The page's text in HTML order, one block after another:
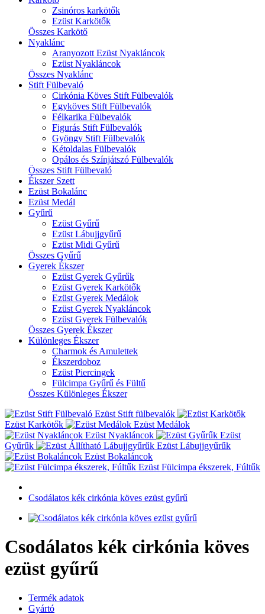
Zsinóros karkötők
Ezüst Karkötők
Összes Karkötő
Nyaklánc
Aranyozott Ezüst Nyakláncok
Ezüst Nyakláncok
Összes Nyaklánc
Stift Fülbevaló
Cirkónia Köves Stift Fülbevalók
Egyköves Stift Fülbevalók
Félkarika Fülbevalók
Figurás Stift Fülbevalók
Gyöngy Stift Fülbevalók
Kétoldalas Fülbevalók
Opálos és Színjátszó Fülbevalók
Összes Stift Fülbevaló
Ékszer Szett
Ezüst Bokalánc
Ezüst Medál
Gyűrű
Ezüst Gyűrű
Ezüst Lábujjgyűrű
Ezüst Midi Gyűrű
Összes Gyűrű
Gyerek Ékszer
Ezüst Gyerek Gyűrűk
Ezüst Gyerek Karkötők
Ezüst Gyerek Medálok
Ezüst Gyerek Nyakláncok
Ezüst Gyerek Fülbevalók
Összes Gyerek Ékszer
Különleges Ékszer
Charmok és Amulettek
Ékszerdoboz
Ezüst Piercingek
Fülcimpa Gyűrű és Fültű
Összes Különleges Ékszer
Ezüst Stift fülbevalók
Ezüst Karkötők
Ezüst Medálok
Ezüst Nyakláncok
Ezüst
Gyűrűk
Ezüst Lábujjgyűrűk
Ezüst Bokaláncok
Ezüst Fülcimpa ékszerek, Fúltűk
Csodálatos kék cirkónia köves ezüst gyűrű
Csodálatos kék cirkónia köves
ezüst gyűrű
Termék adatok
Gyártó